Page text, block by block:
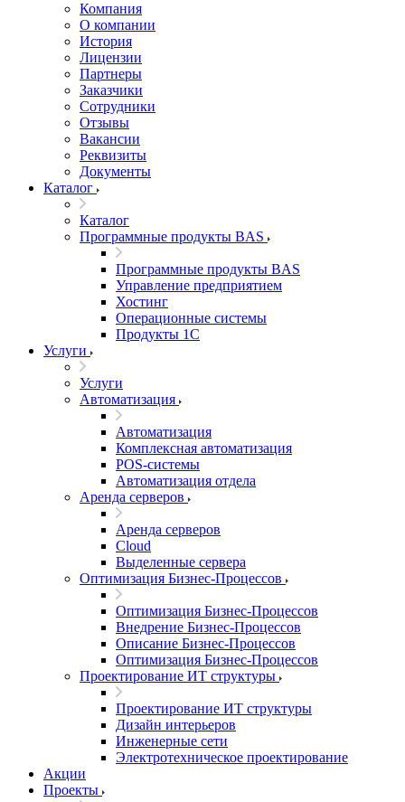
Компания
О компании
История
Лицензии
Партнеры
Заказчики
Сотрудники
Отзывы
Вакансии
Реквизиты
Документы
Каталог
Каталог
Программные продукты BAS
Программные продукты BAS
Управление предприятием
Хостинг
Операционные системы
Продукты 1С
Услуги
Услуги
Автоматизация
Автоматизация
Комплексная автоматизация
POS-системы
Автоматизация отдела
Аренда серверов
Аренда серверов
Cloud
Выделенные сервера
Оптимизация Бизнес-Процессов
Оптимизация Бизнес-Процессов
Внедрение Бизнес-Процессов
Описание Бизнес-Процессов
Оптимизация Бизнес-Процессов
Проектирование ИТ структуры
Проектирование ИТ структуры
Дизайн интерьеров
Инженерные сети
Электротехническое проектирование
Акции
Проекты